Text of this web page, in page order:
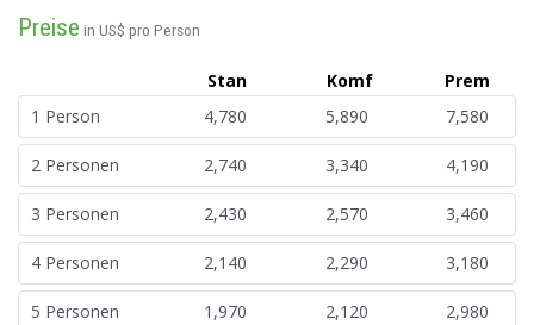
Preise in US$ pro Person
Stan Komf
Prem
1 Person
4,780 5,890 7,580
2 Personen 2,740 3,340 4,190
3 Personen 2,430 2,570 3,460
4 Personen 2,140 2,290 3,180
5 Personen 1,970 2,120 2,980